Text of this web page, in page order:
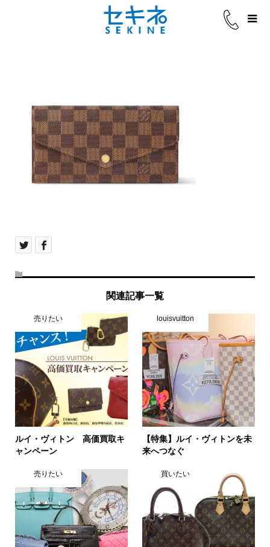
関連記事一覧
売りたい
ルイ・ヴィトン 高価買取キ
ャンペーン
louisvuitton
【特集】ルイ・ヴィトンを未
来へつなぐ
売りたい 買いたい